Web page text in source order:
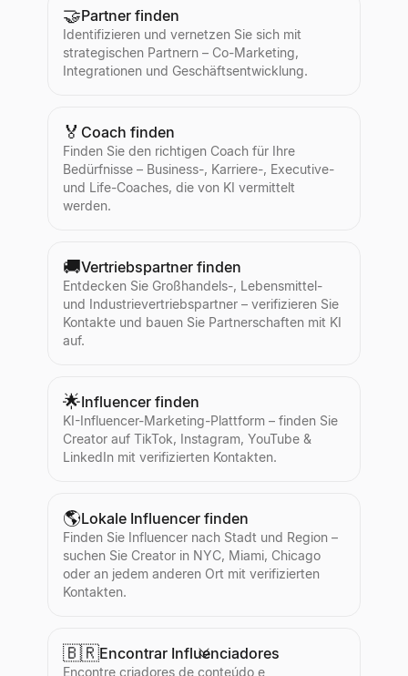
🤝Partner finden
Identifizieren und vernetzen Sie sich mit
strategischen Partnern – Co-Marketing,
Integrationen und Geschäftsentwicklung.
🏅 Coach finden
Finden Sie den richtigen Coach für Ihre
Bedürfnisse – Business-, Karriere-, Executive-
und Life-Coaches, die von KI vermittelt
werden.
🚚Vertriebspartner finden
Entdecken Sie Großhandels-, Lebensmittel-
und Industrievertriebspartner – verifizieren Sie
Kontakte und bauen Sie Partnerschaften mit KI
auf.
🌟Influencer finden
KI-Influencer-Marketing-Plattform – finden Sie
Creator auf TikTok, Instagram, YouTube &
LinkedIn mit verifizierten Kontakten.
🌎Lokale Influencer finden
Finden Sie Influencer nach Stadt und Region –
suchen Sie Creator in NYC, Miami, Chicago
oder an jedem anderen Ort mit verifizierten
Kontakten.
🇧🇷Encontrar Influenciadores
Encontre criadores de conteúdo e